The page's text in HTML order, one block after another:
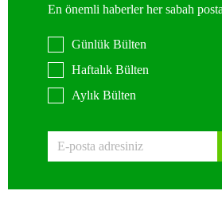
En önemli haberler her sabah
Günlük Bülten
Haftalık Bülten
Aylık Bülten